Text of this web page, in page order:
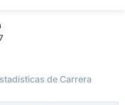
de Carrera